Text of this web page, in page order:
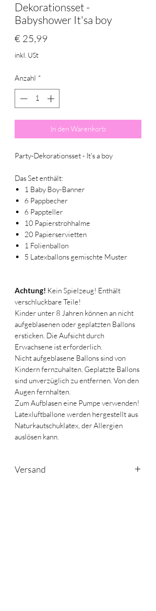
Dekorationsset -
Babyshower It'sa boy
€ 25,99
inkl. USt
Anzahl *
In den Warenkorb
Party-Dekorationsset - It's a boy
Das Set enthält:
1 Baby Boy-Banner
6 Pappbecher
6 Pappteller
10 Papierstrohhalme
20 Papierservietten
1 Folienballon
5 Latexballons gemischte Muster
Achtung! Kein Spielzeug! Enthält
verschluckbare Teile!
Kinder unter 8 Jahren können an nicht
aufgeblasenen oder geplatzten Ballons
ersticken. Die Aufsicht durch
Erwachsene ist erforderlich.
Nicht aufgeblasene Ballons sind von
Kindern fernzuhalten. Geplatzte Ballons
sind unverzüglich zu entfernen. Von den
Augen fernhalten.
Zum Aufblasen eine Pumpe verwenden!
Latexluftballone werden hergestellt aus
Naturkautschuklatex, der Allergien
auslösen kann.
Versand